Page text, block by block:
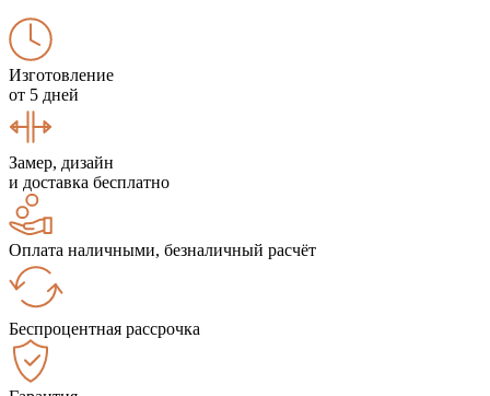
Изготовление
от 5 дней
Замер, дизайн
и доставка бесплатно
Оплата наличными, безналичный расчёт
Беспроцентная рассрочка